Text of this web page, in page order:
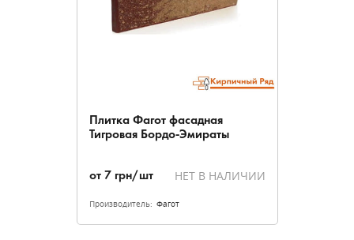
Плитка Фагот фасадная
Тигровая Бордо-Эмираты
от 7 грн/шт НЕТ В НАЛИЧИИ
Производитель: Фагот